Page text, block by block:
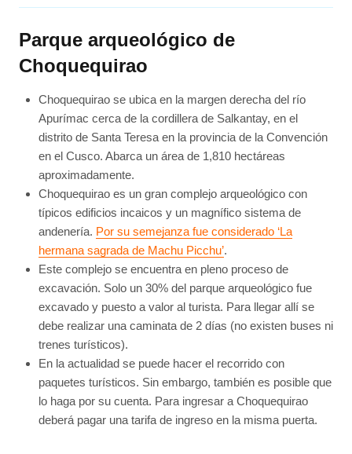
Parque arqueológico de
Choquequirao
Choquequirao se ubica en la margen derecha del río
Apurímac cerca de la cordillera de Salkantay, en el
distrito de Santa Teresa en la provincia de la Convención
en el Cusco. Abarca un área de 1,810 hectáreas
aproximadamente.
Choquequirao es un gran complejo arqueológico con
típicos edificios incaicos y un magnífico sistema de
andenería. Por su semejanza fue considerado ‘La
hermana sagrada de Machu Picchu’.
Este complejo se encuentra en pleno proceso de
excavación. Solo un 30% del parque arqueológico fue
excavado y puesto a valor al turista. Para llegar allí se
debe realizar una caminata de 2 días (no existen buses ni
trenes turísticos).
En la actualidad se puede hacer el recorrido con
paquetes turísticos. Sin embargo, también es posible que
lo haga por su cuenta. Para ingresar a Choquequirao
deberá pagar una tarifa de ingreso en la misma puerta.